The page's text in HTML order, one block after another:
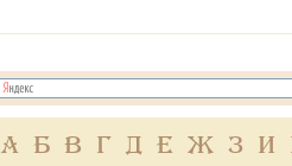
А Б В Г Д Е Ж З И